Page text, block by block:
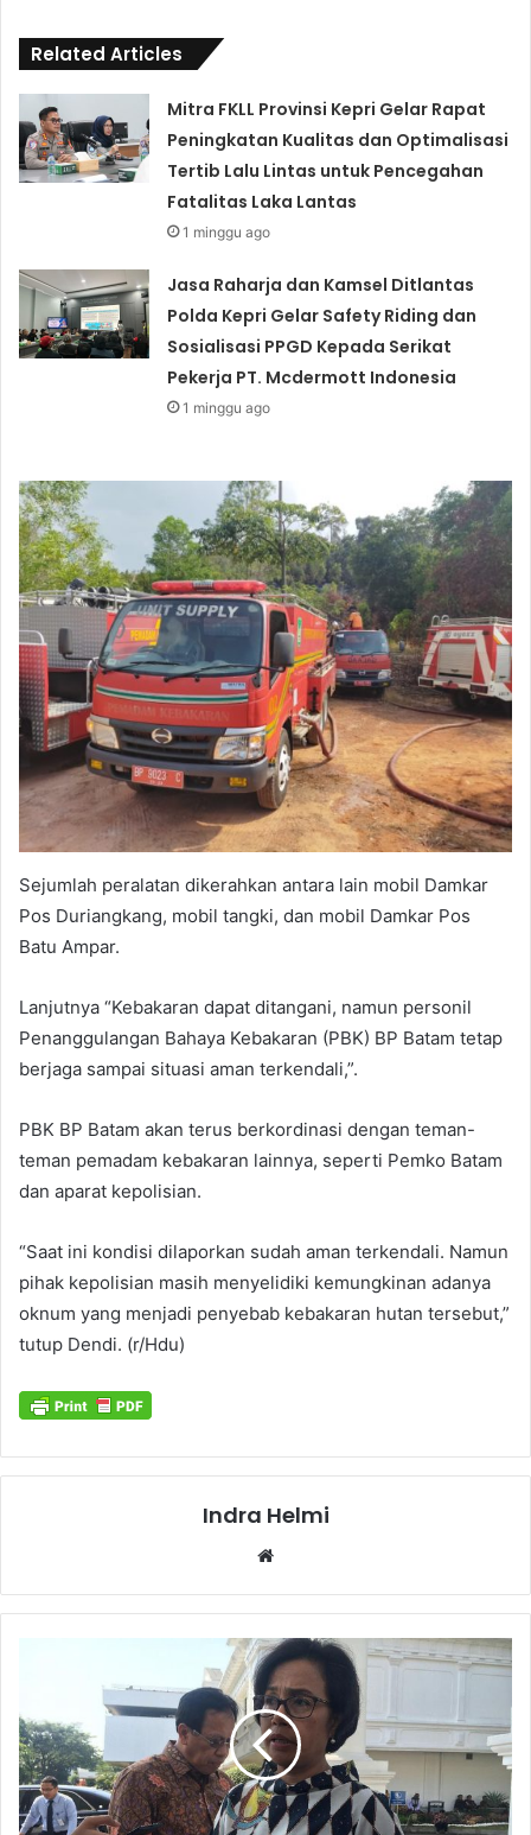
Related Articles
Mitra FKLL Provinsi Kepri Gelar Rapat
Peningkatan Kualitas dan Optimalisasi
Tertib Lalu Lintas untuk Pencegahan
Fatalitas Laka Lantas
1 minggu ago
Jasa Raharja dan Kamsel Ditlantas
Polda Kepri Gelar Safety Riding dan
Sosialisasi PPGD Kepada Serikat
Pekerja PT. Mcdermott Indonesia
1 minggu ago
Sejumlah peralatan dikerahkan antara lain mobil Damkar
Pos Duriangkang, mobil tangki, dan mobil Damkar Pos
Batu Ampar.
Lanjutnya “Kebakaran dapat ditangani, namun personil
Penanggulangan Bahaya Kebakaran (PBK) BP Batam tetap
berjaga sampai situasi aman terkendali,”.
PBK BP Batam akan terus berkordinasi dengan teman-
teman pemadam kebakaran lainnya, seperti Pemko Batam
dan aparat kepolisian.
“Saat ini kondisi dilaporkan sudah aman terkendali. Namun
pihak kepolisian masih menyelidiki kemungkinan adanya
oknum yang menjadi penyebab kebakaran hutan tersebut,”
tutup Dendi. (r/Hdu)
Indra Helmi